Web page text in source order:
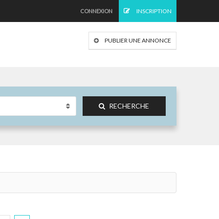
CONNEXION INSCRIPTION
PUBLIER UNE ANNONCE
RECHERCHE